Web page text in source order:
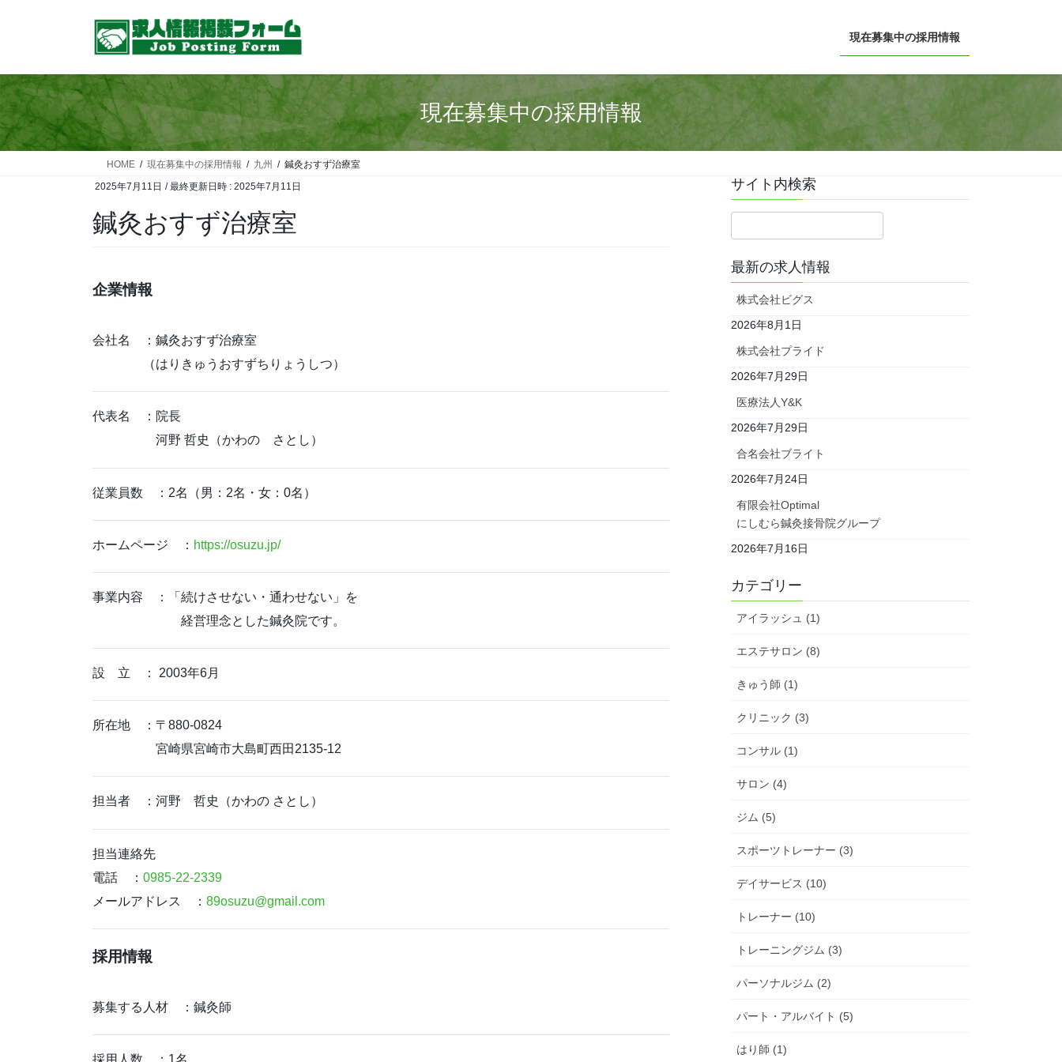
ツ
へ
ス
キ
シ
ョ
ン
に
現在募集中の採用情報
現在募集中の採用情報
HOME 現在募集中の採用情報 九州
鍼灸おすず治療室
2025年7月11日 / 最終更新日時 : 2025年7月11日
鍼灸おすず治療室
企業情報
会社名 ：鍼灸おすず治療室
（はりきゅうおすずちりょうしつ）
代表名 ：院長
河野 哲史（かわの さとし）
従業員数 ：2名（男：2名・女：0名）
ホームページ ： https://osuzu.jp/
事業内容 ：「続けさせない・通わせない」を
経営理念とした鍼灸院です。
設 立 ： 2003年6月
所在地 ：〒880-0824
宮崎県宮崎市大島町西田2135-12
担当者 ：河野 哲史（かわの さとし）
担当連絡先
電話 ： 0985-22-2339
メールアドレス ： 89osuzu@gmail.com
採用情報
募集する人材 ：鍼灸師
採用人数 ：1名
サイト内検索
最新の求人情報
株式会社ビグス
2026年8月1日
株式会社プライド
2026年7月29日
医療法人Y&K
2026年7月29日
合名会社ブライト
2026年7月24日
有限会社Optimal
にしむら鍼灸接骨院グループ
2026年7月16日
カテゴリー
アイラッシュ (1)
エステサロン (8)
きゅう師 (1)
クリニック (3)
コンサル (1)
サロン (4)
ジム (5)
スポーツトレーナー (3)
デイサービス (10)
トレーナー (10)
トレーニングジム (3)
パーソナルジム (2)
パート・アルバイト (5)
はり師 (1)